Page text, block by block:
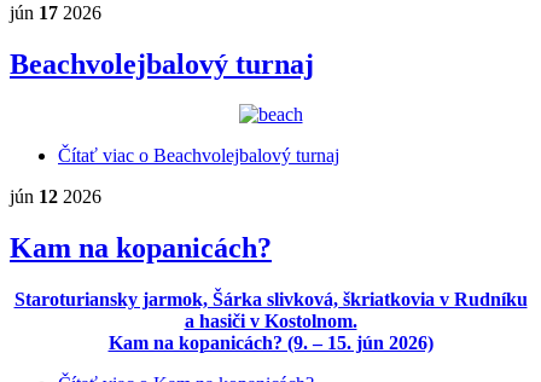
jún 17 2026
Beachvolejbalový turnaj
Čítať viac o Beachvolejbalový turnaj
jún 12 2026
Kam na kopanicách?
Staroturiansky jarmok, Šárka slivková, škriatkovia v Rudníku
a hasiči v Kostolnom.
Kam na kopanicách? (9. – 15. jún 2026)